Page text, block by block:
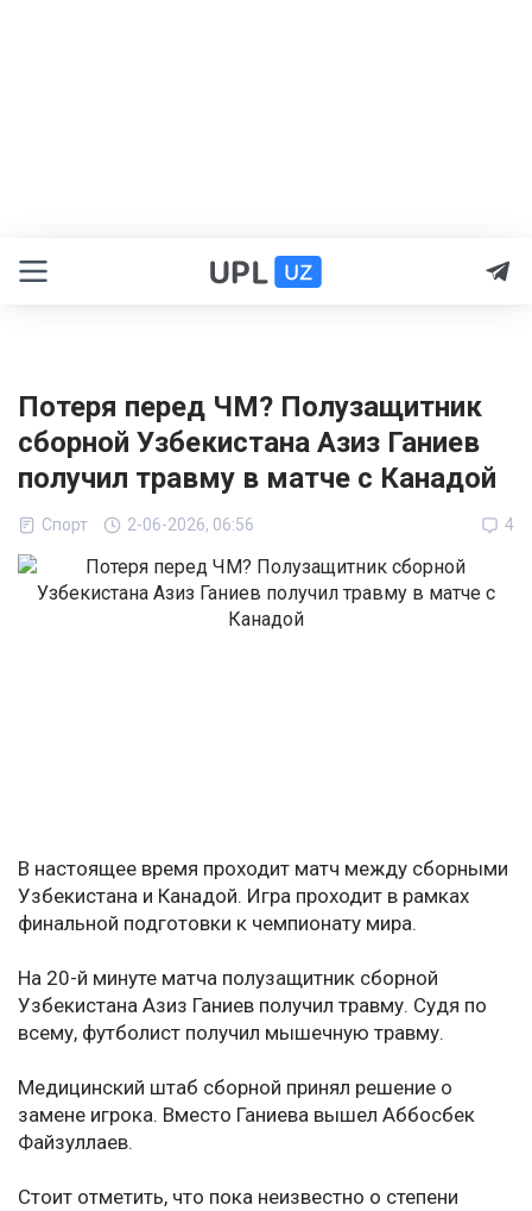
Потеря перед ЧМ? Полузащитник
сборной Узбекистана Азиз Ганиев
получил травму в матче с Канадой
Спорт 2-06-2026, 06:56 4
В настоящее время проходит матч между сборными
Узбекистана и Канадой. Игра проходит в рамках
финальной подготовки к чемпионату мира.
На 20-й минуте матча полузащитник сборной
Узбекистана Азиз Ганиев получил травму. Судя по
всему, футболист получил мышечную травму.
Медицинский штаб сборной принял решение о
замене игрока. Вместо Ганиева вышел Аббосбек
Файзуллаев.
Стоит отметить, что пока неизвестно о степени